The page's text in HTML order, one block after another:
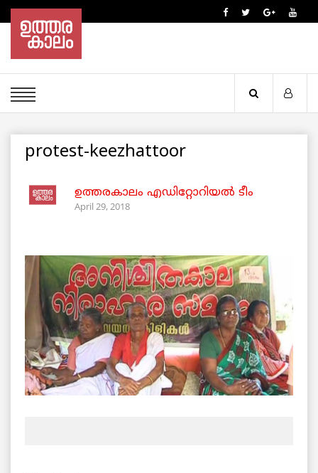
protest-keezhattoor
ഉത്തരകാലം എഡിറ്റോറിയല്‍ ടീം
April 29, 2018